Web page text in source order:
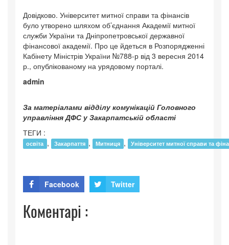
Довідково. Університет митної справи та фінансів
було утворено шляхом об’єднання Академії митної
служби України та Дніпропетровської державної
фінансової академії. Про це йдеться в Розпорядженні
Кабінету Міністрів України №788-р від 3 вересня 2014
р., опублікованому на урядовому порталі.
admin
За матеріалами відділу комунікацій Головного
управління ДФС у Закарпатській області
ТЕГИ :
освіта , Закарпаття , Митниця , Університет митної справи та
Facebook Twitter
Коментарі :